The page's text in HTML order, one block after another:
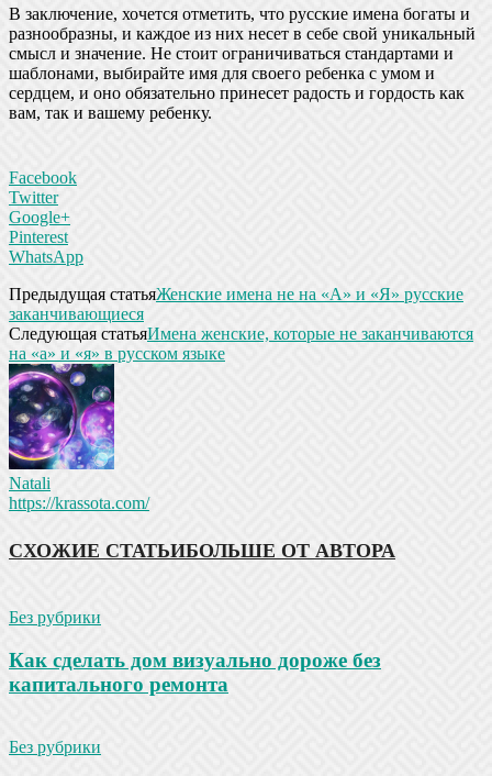
В заключение, хочется отметить, что русские имена богаты и
разнообразны, и каждое из них несет в себе свой уникальный
смысл и значение. Не стоит ограничиваться стандартами и
шаблонами, выбирайте имя для своего ребенка с умом и
сердцем, и оно обязательно принесет радость и гордость как
вам, так и вашему ребенку.
Facebook
Twitter
Google+
Pinterest
WhatsApp
Предыдущая статьяЖенские имена не на «А» и «Я» русские
заканчивающиеся
Следующая статьяИмена женские, которые не заканчиваются
на «а» и «я» в русском языке
Natali
https://krassota.com/
СХОЖИЕ СТАТЬИБОЛЬШЕ ОТ АВТОРА
Без рубрики
Как сделать дом визуально дороже без
капитального ремонта
Без рубрики